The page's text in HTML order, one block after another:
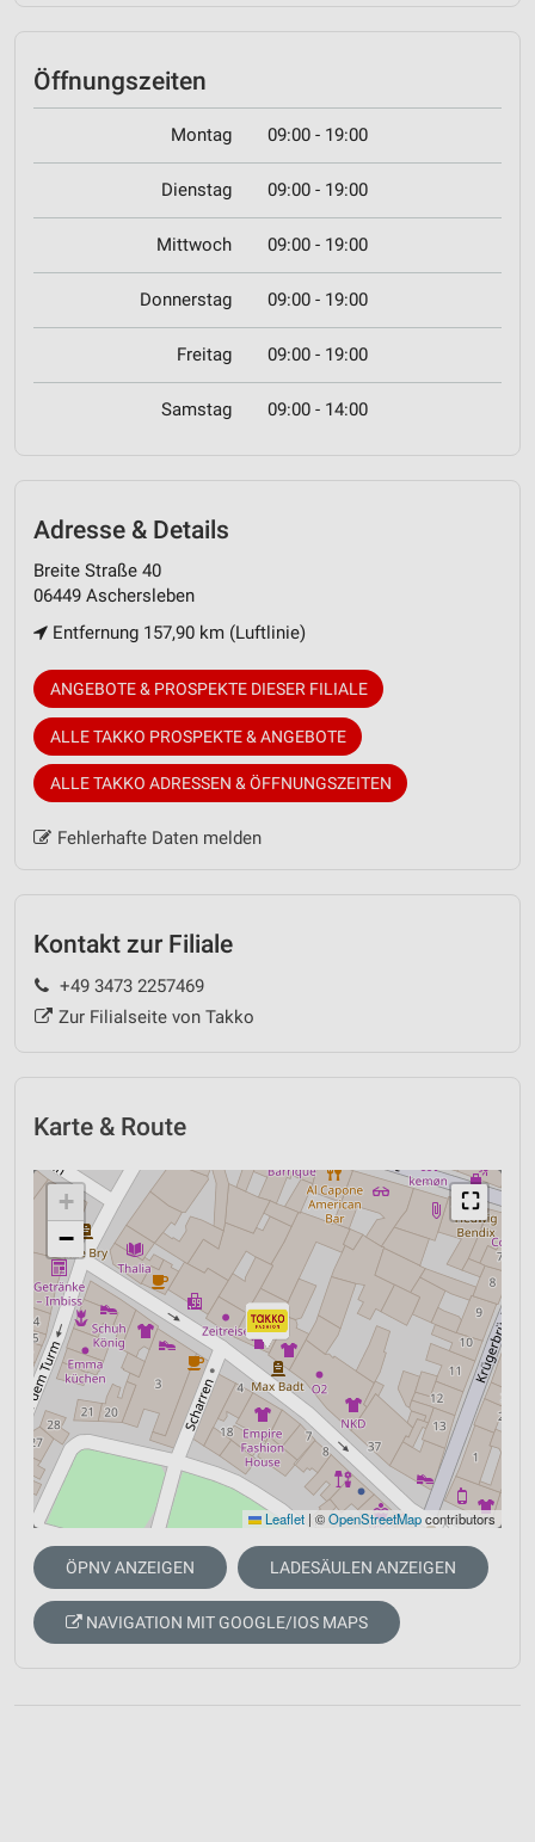
Öffnungszeiten
Montag 09:00 - 19:00
Dienstag 09:00 - 19:00
Mittwoch 09:00 - 19:00
Donnerstag 09:00 - 19:00
Freitag 09:00 - 19:00
Samstag 09:00 - 14:00
Adresse & Details
Breite Straße 40
06449 Aschersleben
Entfernung 157,90 km (Luftlinie)
ANGEBOTE & PROSPEKTE DIESER FILIALE
ALLE TAKKO PROSPEKTE & ANGEBOTE
ALLE TAKKO ADRESSEN & ÖFFNUNGSZEITEN
Fehlerhafte Daten melden
Kontakt zur Filiale
+49 3473 2257469
Zur Filialseite von Takko
Karte & Route
⛶
+
−
Leaflet | ©OpenStreetMapcontributors
ÖPNV ANZEIGEN LADESÄULEN ANZEIGEN
NAVIGATION MIT GOOGLE/IOS MAPS